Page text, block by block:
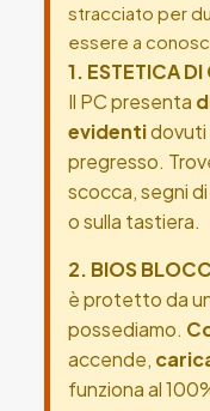
stracciato per
essere a
1. ESTETICA DI
Il PC presenta
evidentidovuti
pregresso.
scocca, segni
o sulla tastiera.
2. BIOS
è protetto da
possediamo.
accende,
funziona al